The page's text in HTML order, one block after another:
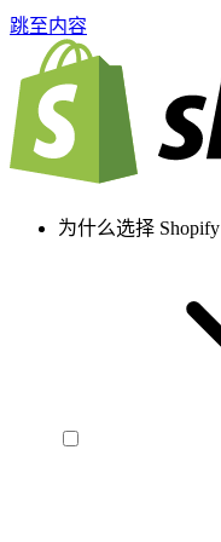
跳至内容
为什么选择 Shopify